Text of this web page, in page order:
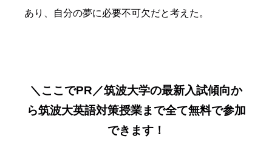
あり、自分の夢に必要不可欠だと考えた。
＼ここでPR／筑波大学の最新入試傾向か
ら筑波大英語対策授業まで全て無料で参加
できます！